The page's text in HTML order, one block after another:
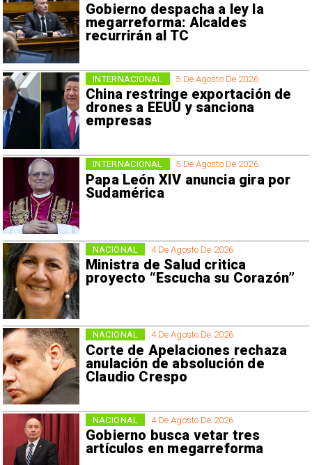
Gobierno despacha a ley la
megarreforma: Alcaldes
recurrirán al TC
5 De Agosto De 2026
China restringe exportación de
drones a EEUU y sanciona
empresas
INTERNACIONAL
5 De Agosto De 2026
Papa León XIV anuncia gira por
Sudamérica
INTERNACIONAL
4 De Agosto De 2026
Ministra de Salud critica
proyecto “Escucha su Corazón”
NACIONAL
4 De Agosto De 2026
Corte de Apelaciones rechaza
anulación de absolución de
Claudio Crespo
NACIONAL
4 De Agosto De 2026
Gobierno busca vetar tres
artículos en megarreforma
NACIONAL